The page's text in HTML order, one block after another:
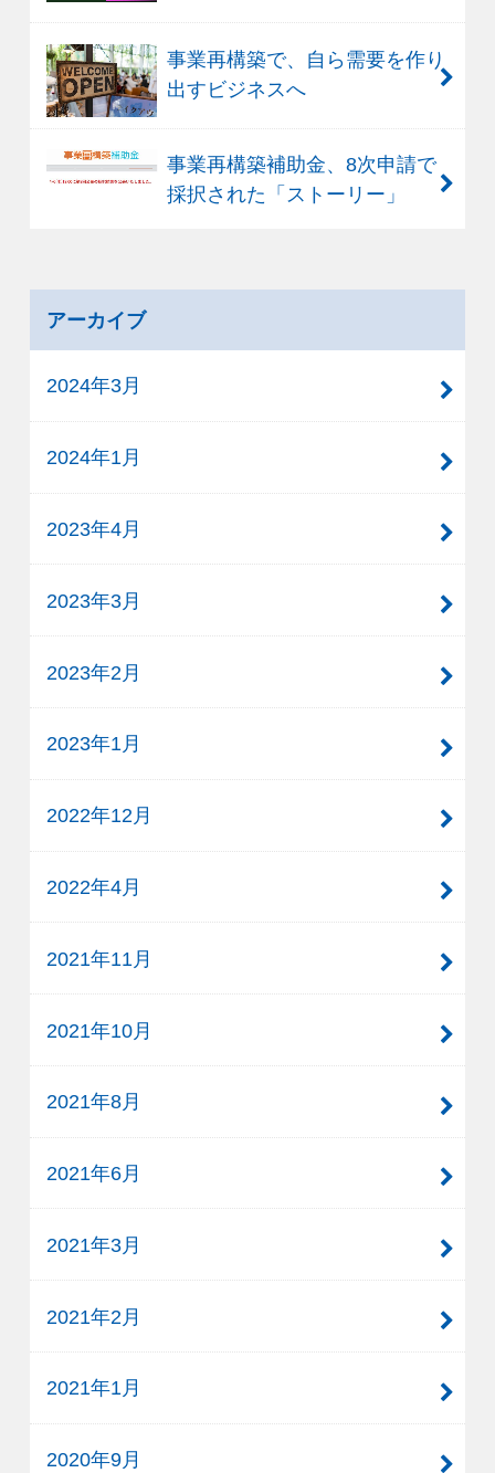
事業再構築で、自ら需要を作り
出すビジネスへ
事業再構築補助金、8次申請で
採択された「ストーリー」
アーカイブ
2024年3月
2024年1月
2023年4月
2023年3月
2023年2月
2023年1月
2022年12月
2022年4月
2021年11月
2021年10月
2021年8月
2021年6月
2021年3月
2021年2月
2021年1月
2020年9月